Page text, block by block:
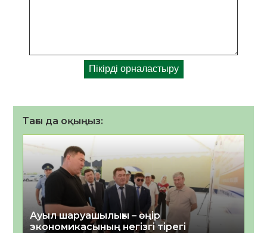
Тағы да оқыңыз:
Ауыл шаруашылығы – өңір
экономикасының негізгі тірегі